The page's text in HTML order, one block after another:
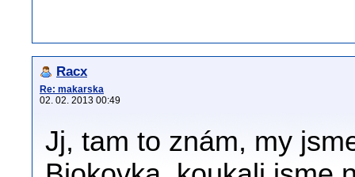
Racx
Re: makarska
02. 02. 2013 00:49
Jj, tam to znám, my